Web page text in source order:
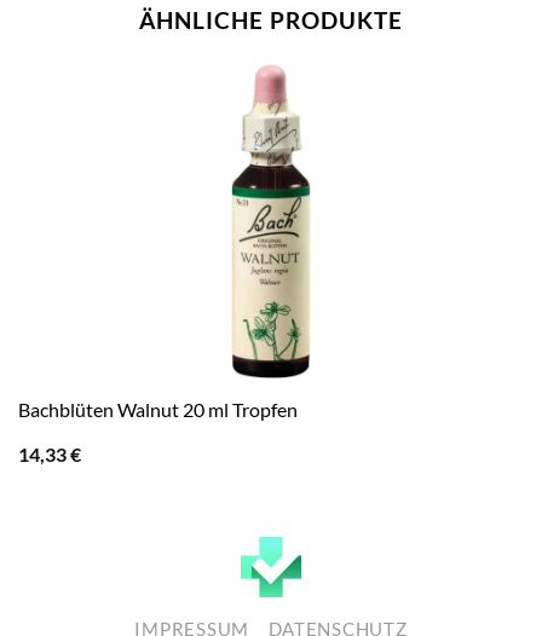
ÄHNLICHE PRODUKTE
Bachblüten Walnut 20 ml Tropfen
14,33€
IMPRESSUM DATENSCHUTZ